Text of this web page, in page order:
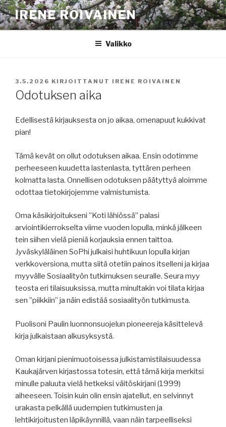
Siirry
sisältöönIRENE ROIVAINEN
Valikko
JULKAISTU
3.5.2026 KIRJOITTANUT IRENE ROIVAINEN
Odotuksen aika
Edellisestä kirjauksesta on jo aikaa, omenapuut kukkivat
pian!
Tämä kevät on ollut odotuksen aikaa. Ensin odotimme
perheeseen kuudetta lastenlasta, tyttären perheen
kolmatta lasta. Onnellisen odotuksen päätyttyä aloimme
odottaa tietokirjojemme valmistumista.
Oma käsikirjoitukseni ”Koti lähiössä” palasi
arviointikierrokselta viime vuoden lopulla, minkä jälkeen
tein siihen vielä pieniä korjauksia ennen taittoa.
Jyväskyläläinen SoPhi julkaisi huhtikuun lopulla kirjan
verkkoversiona, mutta siitä otetiin painos itselleni ja kirjaa
myyvälle Sosiaalityön tutkimuksen seuralle. Seura myy
teosta eri tilaisuuksissa, mutta minultakin voi tilata kirjaa
sen ”piikkiin” ja näin edistää sosiaalityön tutkimusta.
Puolisoni Paulin luonnonsuojelun pioneereja käsittelevä
kirja julkaistaan alkusyksystä.
Oman kirjani pienimuotoisessa julkistamistilaisuudessa
Kaukajärven kirjastossa totesin, että tämä kirja merkitsi
minulle paluuta vielä hetkeksi väitöskirjani (1999)
aiheeseen. Toisin kuin olin ensin ajatellut, en selvinnyt
urakasta pelkällä uudempien tutkimusten ja
lehtikirjoitusten läpikäynnillä, vaan näin tarpeelliseksi